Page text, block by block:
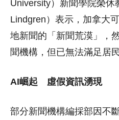
University）新聞學院榮休
Lindgren）表示，加拿大
地新聞的「新聞荒漠」，
聞機構，但已無法滿足居
AI崛起 虛假資訊湧現
部分新聞機構編採部因不